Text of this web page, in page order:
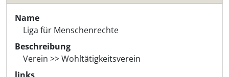
Name
Liga für Menschenrechte
Beschreibung
Verein >> Wohltätigkeitsverein